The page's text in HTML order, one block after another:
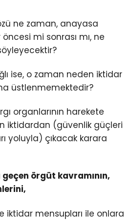
ne zaman, anayasa
mi sonrası mı, ne
ise, o zaman neden iktidar
üstlenmemektedir?
organlarının harekete
iktidardan (güvenlik güçleri
yoluyla) çıkacak karara
örgüt kavramının,
iktidar mensupları ile onlara